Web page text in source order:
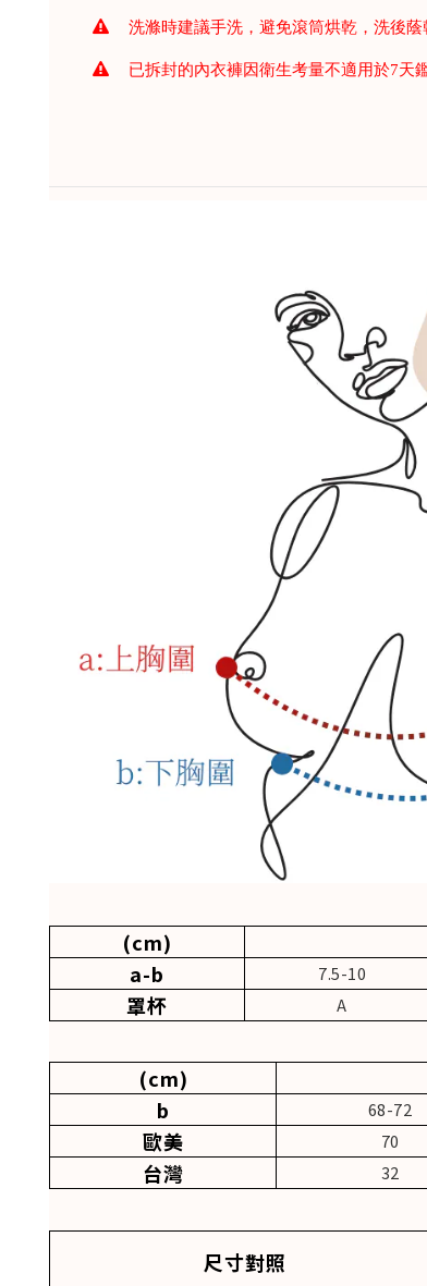
洗滌時建議手洗，避免滾筒烘乾，洗後蔭
已拆封的內衣褲因衛生考量不適用於7天
(cm)
a-b
7.5-10
罩杯 A
(cm)
b
68-72
歐美 70
台灣 32
尺寸對照